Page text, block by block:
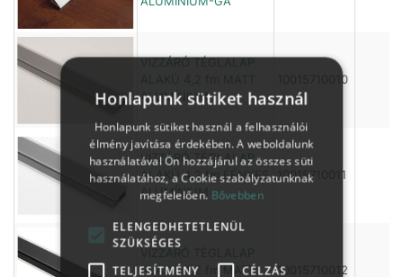
VIZZÁRÓ TÉGLALAP
ALUMÍNIUM
10015710010
VIZZÁRÓ TÉGLALAP
ALAKÚ 4,2 fm FÉNYES
ALUMÍNIUM
10015710011
ALAKÚ 4,2 fm MATT
10015710012
Honlapunk sütiket használ
Honlapunk sütiket használ a felhasználói
élmény javítása érdekében. A weboldalunk
használatával Ön hozzájárul az összes süti
használatához, a Cookie szabályzatunknak
megfelelően. Bővebben
ELENGEDHETETLENÜL
SZÜKSÉGES
TELJESÍTMÉNY
CÉLZÁS